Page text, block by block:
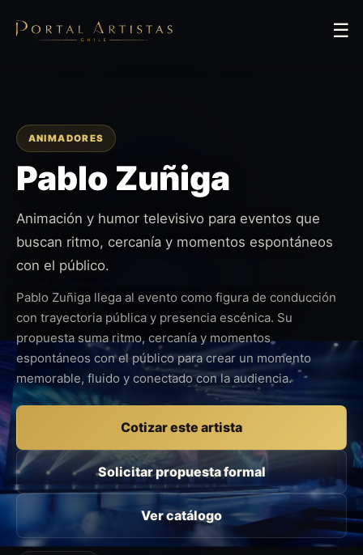
☰
ANIMADORES
Pablo Zuñiga
Animación y humor televisivo para eventos que
buscan ritmo, cercanía y momentos espontáneos
con el público.
Pablo Zuñiga llega al evento como figura de conducción
con trayectoria pública y presencia escénica. Su
propuesta suma ritmo, cercanía y momentos
espontáneos con el público para crear un momento
memorable, fluido y conectado con la audiencia.
Cotizar este artista
Solicitar propuesta formal
Ver catálogo